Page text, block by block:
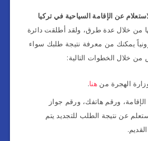
عن الإقامة السياحية في تركيا
من خلال عدة طرق، ولقد أطلقت دائرة
يمكنك من معرفة نتيجة طلبك سواء
من خلال الخطوات التالية:
الهجرة من هنا.
ورقم هاتفك، ورقم جواز
عن نتيجة الطلب للتجديد يتم